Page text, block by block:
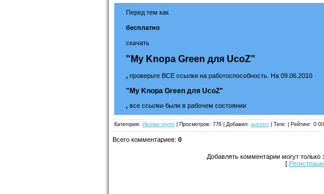
Перед тем как
бесплатно
скачать
"My Knopa Green для UcoZ"
, проверьте ВСЕ ссылки на работоспособность. На 09.06.2010
"My Knopa Green для UcoZ"
, все ссылки были в рабочем состоянии
Категория: Иконки групп Просмотров: 776 | Добавил: autumn | Теги: | Рейтинг: 0.0/
Всего комментариев: 0
Добавлять комментарии могут только
[